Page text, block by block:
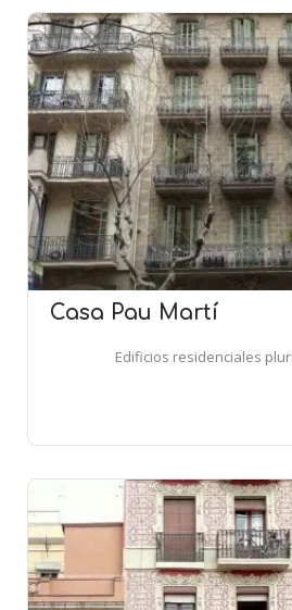
Casa Pau Martí
Edificios residenciales